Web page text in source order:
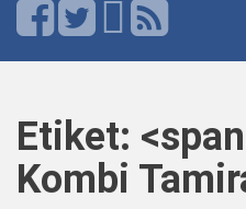
Etiket:
Kombi